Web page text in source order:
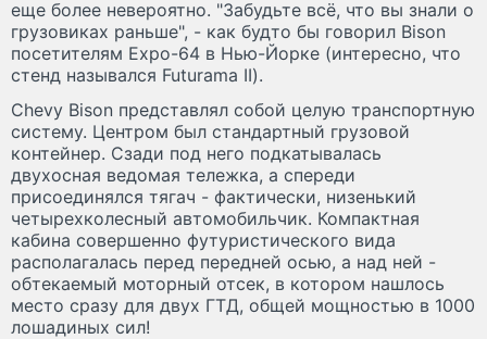
еще более невероятно. "Забудьте всё, что вы знали о
грузовиках раньше", - как будто бы говорил Bison
посетителям Expo-64 в Нью-Йорке (интересно, что
стенд назывался Futurama II).
Chevy Bison представлял собой целую транспортную
систему. Центром был стандартный грузовой
контейнер. Сзади под него подкатывалась
двухосная ведомая тележка, а спереди
присоединялся тягач - фактически, низенький
четырехколесный автомобильчик. Компактная
кабина совершенно футуристического вида
располагалась перед передней осью, а над ней -
обтекаемый моторный отсек, в котором нашлось
место сразу для двух ГТД, общей мощностью в 1000
лошадиных сил!